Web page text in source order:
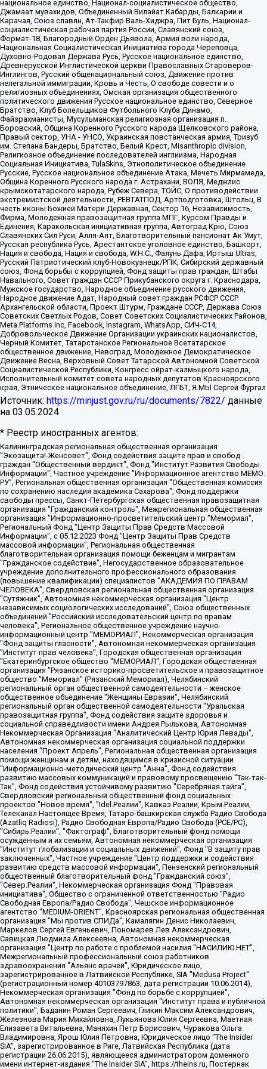
национальное единство, Национал-социалистическое общество,
Джамаат мувахидов, Объединенный Вилайат Кабарды, Балкарии и
Карачая, Союз славян, Ат-Такфир Валь-Хиджра, Пит Буль, Национал-
социалистическая рабочая партия России, Славянский союз,
Формат-18, Благородный Орден Дьявола, Армия воли народа,
Национальная Социалистическая Инициатива города Череповца,
Духовно-Родовая Держава Русь, Русское национальное единство,
Древнерусской Инглистической церкви Православных Староверов-
Инглингов, Русский общенациональный союз, Движение против
нелегальной иммиграции, Кровь и Честь, О свободе совести и о
религиозных объединениях, Омская организация общественного
политического движения Русское национальное единство, Северное
Братство, Клуб Болельщиков Футбольного Клуба Динамо,
Файзрахманисты, Мусульманская религиозная организация п.
Боровский, Община Коренного Русского народа Щелковского района,
Правый сектор, УНА - УНСО, Украинская повстанческая армия, Тризуб
им. Степана Бандеры, Братство, Белый Крест, Misanthropic division,
Религиозное объединение последователей инглиизма, Народная
Социальная Инициатива, TulaSkins, Этнополитическое объединение
Русские, Русское национальное объединение Атака, Мечеть Мирмамеда,
Община Коренного Русского народа г. Астрахани, ВОЛЯ, Меджлис
крымскотатарского народа, Рубеж Севера, ТОЙС, О противодействии
экстремистской деятельности, РЕВТАТПОД, Артподготовка, Штольц, В
честь иконы Божией Матери Державная, Сектор 16, Независимость,
Фирма, Молодежная правозащитная группа МПГ, Курсом Правды и
Единения, Каракольская инициативная группа, Автоград Крю, Союз
Славянских Сил Руси, Алля-Аят, Благотворительный пансионат Ак Умут,
Русская республика Русь, Арестантское уголовное единство, Башкорт,
Нация и свобода, Нация и свобода, W.H.С., Фалунь Дафа, Иртыш Ultras,
Русский Патриотический клуб-Новокузнецк/РПК, Сибирский державный
союз, Фонд борьбы с коррупцией, Фонд защиты прав граждан, Штабы
Навального, Совет граждан СССР Прикубанского округа г. Краснодара,
Мужское государство, Народное объединение русского движения,
Народное движение Адат, Народный совет граждан РСФСР СССР
Архангельской области, Проект Штурм, Граждане СССР, Держава Союз
Советских Светлых Родов, Совет Советских Социалистических Районов,
Meta Platforms Inc, Facebook, Instagram, WhatsApp, СИЧ-С14,
Добровольческое Движение Организации украинских националистов,
Черный Комитет, Татарстанское Региональное Всетатарское
общественное движение, Невоград, Молодежное Демократическое
Движение Весна, Верховный Совет Татарской Автономной Советской
Социалистической Республики, Конгресс ойрат-калмыцкого народа,
Исполнительный комитет совета народных депутатов Красноярского
края, Этническое национальное объединение, ЛГБТ, Я.МЫ Сергей Фургал
Источник: https://minjust.gov.ru/ru/documents/7822/ данные
на 03.05.2024
* Реестр иностранных агентов:
Калининградская региональная общественная организация "Экозащита!-Женсовет", Фонд содействия защите прав и свобод граждан "Общественный вердикт", Фонд "Институт Развития Свободы Информации", Частное учреждение "Информационное агентство МЕМО. РУ", Региональная общественная организация "Общественная комиссия по сохранению наследия академика Сахарова", Фонд поддержки свободы прессы, Санкт-Петербургская общественная правозащитная организация "Гражданский контроль", Межрегиональная общественная организация "Информационно-просветительский центр "Мемориал", Региональный Фонд "Центр Защиты Прав Средств Массовой Информации", с 05.12.2023 Фонд "Центр Защиты Прав Средств массовой информации", Региональная общественная благотворительная организация помощи беженцам и мигрантам "Гражданское содействие", Негосударственное образовательное учреждение дополнительного профессионального образования (повышение квалификации) специалистов "АКАДЕМИЯ ПО ПРАВАМ ЧЕЛОВЕКА", Свердловская региональная общественная организация "Сутяжник", Автономная некоммерческая организация "Центр независимых социологических исследований", Союз общественных объединений "Российский исследовательский центр по правам человека", Региональное общественное учреждение научно-информационный центр "МЕМОРИАЛ", Некоммерческая организация "Фонд защиты гласности", Автономная некоммерческая организация "Институт прав человека", Городская общественная организация "Екатеринбургское общество "МЕМОРИАЛ", Городская общественная организация "Рязанское историко-просветительское и правозащитное общество "Мемориал" (Рязанский Мемориал), Челябинский региональный орган общественной самодеятельности – женское общественное объединение "Женщины Евразии", Челябинский региональный орган общественной самодеятельности "Уральская правозащитная группа", Фонд содействия защите здоровья и социальной справедливости имени Андрея Рылькова, Автономная Некоммерческая Организация "Аналитический Центр Юрия Левады", Автономная некоммерческая организация социальной поддержки населения "Проект Апрель", Региональная общественная организация помощи женщинам и детям, находящимся в кризисной ситуации "Информационно-методический центр "Анна", Фонд содействия развитию массовых коммуникаций и правовому просвещению "Так-так-Так", Фонд содействия устойчивому развитию "Серебряная тайга", Свердловский региональный общественный фонд социальных проектов "Новое время", "Idel.Реалии", Кавказ.Реалии, Крым.Реалии, Телеканал Настоящее Время, Татаро-башкирская служба Радио Свобода (Azatliq Radiosi), Радио Свободная Европа/Радио Свобода (PCE/PC), "Сибирь.Реалии", "Фактограф", Благотворительный фонд помощи осужденным и их семьям, Автономная некоммерческая организация "Институт глобализации и социальных движений", Фонд "В защиту прав заключенных", Частное учреждение "Центр поддержки и содействия развитию средств массовой информации", Пензенский региональный общественный благотворительный фонд "Гражданский союз", "Север.Реалии", Некоммерческая организация Фонд "Правовая инициатива", Общество с ограниченной ответственностью "Радио Свободная Европа/Радио Свобода", Чешское информационное агентство "MEDIUM-ORIENT", Красноярская региональная общественная организация "Мы против СПИДа", Камалягин Денис Николаевич, Маркелов Сергей Евгеньевич, Пономарев Лев Александрович, Савицкая Людмила Алексеевна, Автономная некоммерческая организация "Центр по работе с проблемой насилия "НАСИЛИЮ.НЕТ", Межрегиональный профессиональный союз работников здравоохранения "Альянс врачей", Юридическое лицо, зарегистрированное в Латвийской Республике, SIA "Medusa Project" (регистрационный номер 40103797863, дата регистрации 10.06.2014), Некоммерческая организация "Фонд по борьбе с коррупцией", Автономная некоммерческая организация "Институт права и публичной политики", Баданин Роман Сергеевич, Гликин Максим Александрович, Железнова Мария Михайловна, Лукьянова Юлия Сергеевна, Маетная Елизавета Витальевна, Маняхин Петр Борисович, Чуракова Ольга Владимировна, Ярош Юлия Петровна, Юридическое лицо "The Insider SIA", зарегистрированное в Риге, Латвийская Республика (дата регистрации 26.06.2015), являющееся администратором доменного имени интернет-издания "The Insider SIA", https://theins.ru, Постернак Алексей Евгеньевич, Рубин Михаил Аркадьевич, Анин Роман Александрович, Юридическое лицо Istories fonds, зарегистрированное в Латвийской Республике (регистрационный номер 50008295751, дата регистрации 24.02.2020), Великовский Дмитрий Александрович, Долинина Ирина Николаевна, Мароховская Алеся Алексеевна, Шлейнов Роман Юрьевич, Шмагун Олеся Валентиновна, Общество с ограниченной ответственностью "Альтаир 2021", Общество с ограниченной ответственностью "Вега 2021", Общество с ограниченной ответственностью "Главный редактор 2021", Общество с ограниченной ответственностью "Ромашки монолит", Важенков Артем Валерьевич, Ивановская областная общественная организация "Центр гендерных исследований", Гурман Юрий Альбертович, Медиапроект "ОВД-Инфо", Егоров Владимир Владимирович, Жилинский Владимир Александрович, Общество с ограниченной ответственностью "ЗП", Иванова София Юрьевна, Карезина Инна Павловна, Кильтау Екатерина Викторовна, Петров Алексей Викторович, Пискунов Сергей Евгеньевич, Смирнов Сергей Сергеевич, Тихонов Михаил Сергеевич, Общество с ограниченной ответственностью "ЖУРНАЛИСТ-ИНОСТРАННЫЙ АГЕНТ", Арапова Галина Юрьевна, Вольтская Татьяна Анатольевна, Американская компания "Mason G.E.S. Anonymous Foundation" (США), являющаяся владельцем интернет-издания https://mnews.world/, Компания "Stichting Bellingcat", зарегистрированная в Нидерландах (дата регистрации 11.07.2018), Захаров Андрей Вячеславович, Клепиковская Екатерина Дмитриевна, Общество с ограниченной ответственностью "МЕМО", Перл Роман Александрович, Симонов Евгений Алексеевич, Соловьева Елена Анатольевна, Сотников Даниил Владимирович, Сурначева Елизавета Дмитриевна, Автономная некоммерческая организация по защите прав человека и информированию населения "Якутия – Наше Мнение", Общество с ограниченной ответственностью "Москоу диджитал медиа", с 26.01.2023 Общество с ограниченной ответственностью "Чайка Белые сады", Ветошкина Валерия Валерьевна, Заговора Максим Александрович, Межрегиональное общественное движение "Российская ЛГБТ - сеть", Оленичев Максим Владимирович, Павлов Иван Юрьевич, Скворцова Елена Сергеевна, Общество с ограниченной ответственностью "Как бы инагент", Кочетков Игорь Викторович, Общество с ограниченной ответственностью "Честные выборы", Еланчик Олег Александрович, Общество с ограниченной ответственностью "Нобелевский призыв", Гималова Регина Эмилевна, Григорьев Андрей Валерьевич, Григорьева Алина Александровна, Ассоциация по содействию защите прав призывников, альтернативнослужащих и военнослужащих "Правозащитная группа "Гражданин.Армия.Право", Хисамова Регина Фаритовна, Автономная некоммерческая организация по реализации социально-правовых программ "Лилит", Дальневосточное общественное движение "Маяк", Санкт-Петербургская ЛГБТ-инициативная группа "Выход", Инициативная группа ЛГБТ+ "Реверс", Алексеев Андрей Викторович, Бекбулатова Таисия Львовна, Беляев Иван Михайлович, Владыкина Елена Сергеевна, Гельман Марат Александрович, Никульшина Вероника Юрьевна, Толоконникова Надежда Андреевна, Шендерович Виктор Анатольевич, Общество с ограниченной ответственностью "Данное сообщение", Общество с ограниченной ответственностью Издательский дом "Новая глава", Айнбиндер Александра Александровна, Московский комьюнити-центр для ЛГБТ+инициатив, Благотворительный фонд развития филантропии, Deutsche Welle (Германия, Kurt-Schumacher-Strasse 3, 53113 Bonn), Борзунова Мария Михайловна, Воробьев Виктор Викторович, Голубева Анна Львовна, Константинова Алла Михайловна, Малкова Ирина Владимировна, Мурадов Мурад Абдулгалимович, Осетинская Елизавета Николаевна, Понасенков Евгений Николаевич, Ганапольский Матвей Юрьевич, Киселев Евгений Алексеевич, Борухович Ирина Григорьевна, Дремин Иван Тимофеевич, Дубровский Дмитрий Викторович, Красноярская региональная общественная организация поддержки и развития альтернативных образовательных технологий и межкультурных коммуникаций "ИНТЕРРА", Маяковская Екатерина Алексеевна, Фейгин Марк Захарович, Филимонов Андрей Викторович, Дзугкоева Регина Николаевна, Доброхотов Роман Александрович, Дудь Юрий Александрович, Елкин Сергей Владимирович, Кругликов Кирилл Игоревич, Сабунаева Мария Леонидовна, Семенов Алексей Владимирович, Шаинян Карен Багратович, Шульман Екатерина Михайловна, Асафьев Артур Валерьевич, Вахштайн Виктор Семенович, Венедиктов Алексей Алексеевич, Лушникова Екатерина Евгеньевна, Волков Леонид Михайлович, Невзоров Александр Глебович, Пархоменко Сергей Борисович, Сироткин Ярослав Николаевич, Кара-Мурза Владимир Владимирович, Баранова Наталья Владимировна, Гозман Леонид Яковлевич, Кагарлицкий Борис Юльевич, Климарев Михаил Валерьевич, Милов Владимир Станиславович, Автономная некоммерческая организация Краснодарский центр современного искусства "Типография", Моргенштерн Алишер Тагирович, Соболь Любовь Эдуардовна, Общество с ограниченной ответственностью "ЛИЗА НОРМ", Каспаров Гарри Кимович, Ходорковский Михаил Борисович, Общество с ограниченной ответственностью "Апрельские тезисы", Данилович Ирина Брониславовна, Кашин Олег Владимирович, Петров Николай Владимирович, Пивоваров Алексей Владимирович, Соколов Михаил Владимирович, Цветкова Юлия Владимировна, Чичваркин Евгений Александрович, Комитет против пыток/Команда против пыток, Общество с ограниченной ответственностью "Первый научный", Общество с ограниченной ответственностью "Вертолет и ко", Белоцерковская Вероника Борисовна, Кац Максим Евгеньевич, Лазарева Татьяна Юрьевна, Шаведдинов Руслан Табризович, Яшин Илья Валерьевич, Общество с ограниченной ответственностью "Иноагент ААВ", Алешковский Дмитрий Петрович, Альбац Евгения Марковна, Быков Дмитрий Львович, Галямина Юлия Евгеньевна, Лойко Сергей Леонидович, Мартынов Кирилл Константинович, Медведев Сергей Александрович, Крашенинников Федор Геннадиевич, Гордеева Катерина Вл